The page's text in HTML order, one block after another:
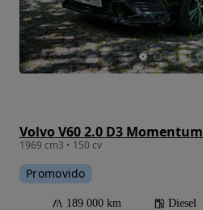
Volvo V60 2.0 D3 Momentum
1969 cm3 • 150 cv
Promovido
189 000 km Diesel